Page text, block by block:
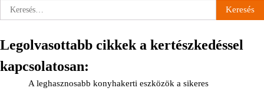
Keresés:
Legolvasottabb cikkek a kertészkedéssel
kapcsolatosan:
A leghasznosabb konyhakerti eszközök a sikeres